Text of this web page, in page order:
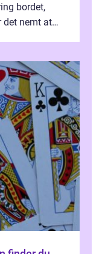
bordet,
det nemt at